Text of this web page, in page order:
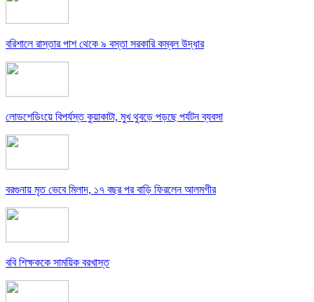
বরিশালে রাস্তার পাশ থেকে ৯ বস্তা সরকারি কম্বল উদ্ধার
লোডশেডিংয়ে বিপর্যস্ত কুয়াকাটা, মুখ থুবড়ে পড়ছে পর্যটন ব্যবসা
বরগুনায় মৃত ভেবে মিলাদ, ১৭ বছর পর বাড়ি ফিরলেন আলমগীর
ববি শিক্ষককে সাময়িক বরখাস্ত